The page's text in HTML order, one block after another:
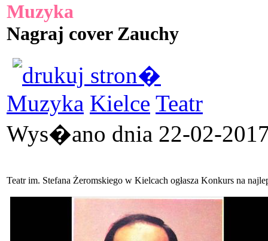
Muzyka
Nagraj cover Zauchy
Muzyka Kielce Teatr
Wys�ano dnia 22-02-
Teatr im. Stefana Żeromskiego w Kielcach ogłasza Konkurs na